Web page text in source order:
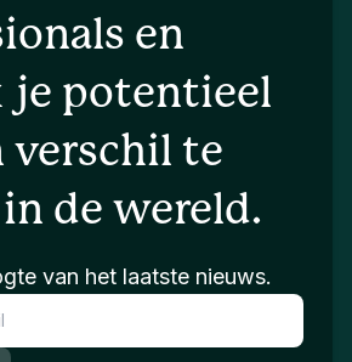
en
je potentieel
verschil te
de wereld.
van het laatste nieuws.